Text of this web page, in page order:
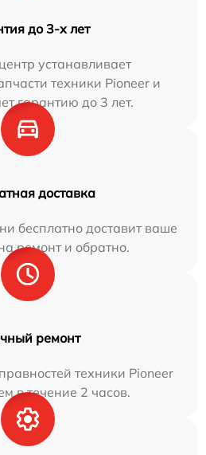
до 3-х лет
устанавливает
техники Pioneer и
гарантию до 3 лет.
доставка
бесплатно доставит ваше
ремонт и обратно.
ремонт
техники Pioneer
в течение 2 часов.